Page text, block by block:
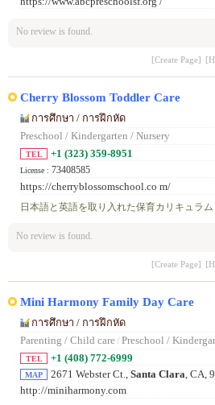
No review is found.
[Create Page]
Cherry Blossom Toddler Care
การศึกษา / การฝึกหัด
Preschool / Kindergarten / Nursery
TEL +1 (323) 359-8951
License : 73408585
https://cherryblossomschool.co m/
日本語と英語を取り入れた保育カリキュラム
No review is found.
[Create Page]
Mini Harmony Family Day Care
การศึกษา / การฝึกหัด
Parenting / Child care/ Preschool /
TEL +1 (408) 772-6999
MAP 2671 Webster Ct., Santa Clara, CA,
http://miniharmony.com